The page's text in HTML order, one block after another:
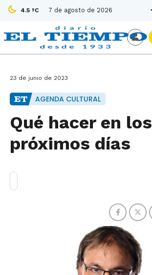
4.5 ºC 7 de agosto de 2026
23 de junio de 2023
AGENDA CULTURAL
Qué hacer en los
próximos días